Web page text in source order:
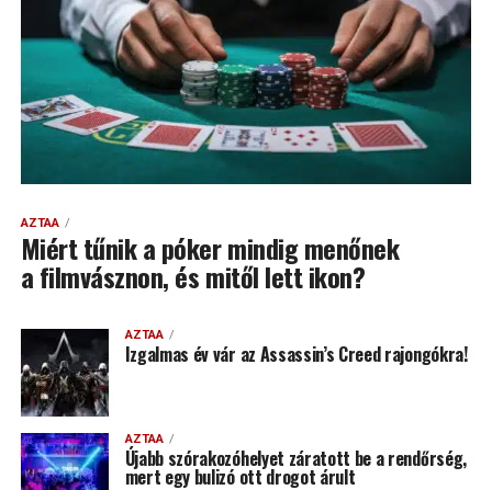
AZTAA
Miért tűnik a póker mindig menőnek
a filmvásznon, és mitől lett ikon?
AZTAA
Izgalmas év vár az Assassin’s Creed rajongókra!
AZTAA
Újabb szórakozóhelyet záratott be a rendőrség,
mert egy bulizó ott drogot árult